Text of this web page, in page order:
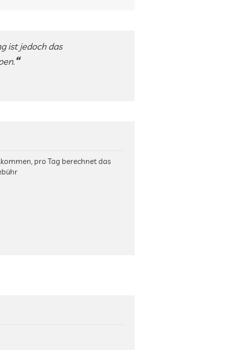
ist jedoch das
pro Tag berechnet das